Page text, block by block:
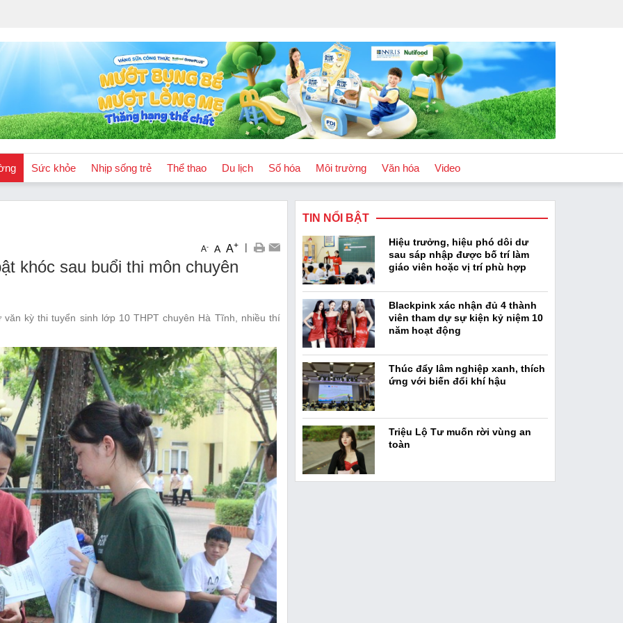
Sức khỏe Nhịp sống trẻ Thể thao Du lịch Số hóa Môi trường Văn hóa
Podcast
Video
A- A A+ |
khóc sau buổi thi môn chuyên
kỳ thi tuyển sinh lớp 10 THPT chuyên Hà Tĩnh, nhiều thí
TIN NỔI BẬT
Hiệu trưởng, hiệu phó dôi dư
sau sáp nhập được bố trí làm
giáo viên hoặc vị trí phù hợp
Blackpink xác nhận đủ 4 thành
viên tham dự sự kiện kỷ niệm 10
năm hoạt động
Thúc đẩy lâm nghiệp xanh, thích
ứng với biến đổi khí hậu
Triệu Lộ Tư muốn rời vùng an
toàn